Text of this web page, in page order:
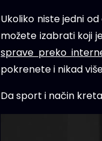
Ukoliko niste jedni
možete izabrati koji
sprave preko
pokrenete i nikad
Da sport i način